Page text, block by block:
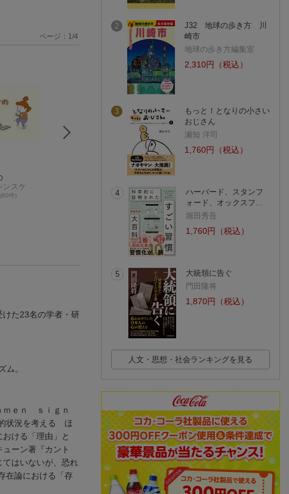
ンスケ
(60件)
モラトリアム記
大久保氏平
ページ： 1 /4
けた23名の学者・研
ム。
ｍｅｎ ｓｉｇｎ
状況を考える ほ
ける「理由」と
ーン著『カント
はいないが、恐れ
在論における「存
2
J32 地球の歩き方 川
崎市
地球の歩き方編集室
2,310円（税込）
3
もっと！となりの小さい
おじさん
瀬知 洋司
1,760円（税込）
4
ハーバード、スタンフ
ォード、オックスフ…
堀田秀吾
1,760円（税込）
5
大統領に告ぐ
門田隆将
1,870円（税込）
人文・思想・社会ランキングを見る